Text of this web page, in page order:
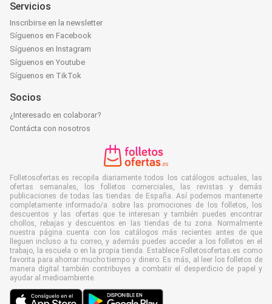
Servicios
Inscribirse en la newsletter
Síguenos en Facebook
Síguenos en Instagram
Síguenos en Youtube
Síguenos en TikTok
Socios
¿Interesado en colaborar?
Contácta con nosotros
Folletosofertas.es recopila diariamente todos los catálogos actuales, las
ofertas semanales, los folletos comerciales, las revistas y demás
publicaciones de todas las tiendas de España. Así podemos mantenerte
completamente informado/a sobre las promociones de los folletos, los
descuentos y las ofertas que te interesan y también puedes encontrar
chollos, rebajas y descuentos en las tiendas de tu zona. Normalmente
nuestra página cuenta con los catálogos más recientes antes de que
lleguen incluso a tu correo, y además puedes acceder a los folletos en el
trabajo, la escuela o en la propia tienda. Establece Folletosofertas.es como
favorita para ahorrar mucho tiempo y dinero. Es más, al leer los folletos de
manera digital también contribuyes a combatir el desperdicio de papel y
ayudar al medioambiente.